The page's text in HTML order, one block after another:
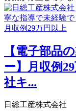
【電子部品
ー】月収例
社キ...
日総工産株式会社